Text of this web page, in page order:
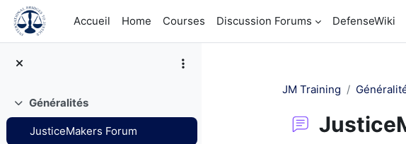
Passer au contenu principal
Accueil
Home Courses Discussion Forums DefenseWiki
Replier
Généralités
JusticeMakers Forum
JM Training